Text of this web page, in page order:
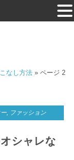
なし方法 » ページ 2
, ファッション
シャレな